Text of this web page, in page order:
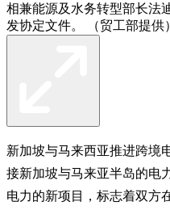
相兼能源及水务转型部长法
发协定文件。 （贸工部提供）
新加坡与马来西亚推进跨境
接新加坡与马来亚半岛的电
电力的新项目，标志着双方